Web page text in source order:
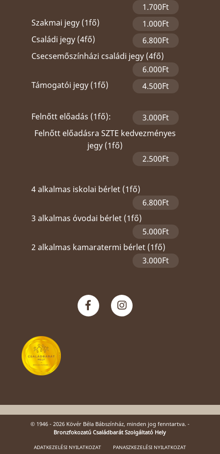
1.700Ft
Szakmai jegy (1fő)
1.000Ft
Családi jegy (4fő)
6.800Ft
Csecsemőszínházi családi jegy (4fő)
6.000Ft
Támogatói jegy (1fő)
4.500Ft
Felnőtt előadás (1fő):
3.000Ft
Felnőtt előadásra SZTE kedvezményes
jegy (1fő)
2.500Ft
4 alkalmas iskolai bérlet (1fő)
6.800Ft
3 alkalmas óvodai bérlet (1fő)
5.000Ft
2 alkalmas kamaratermi bérlet (1fő)
3.000Ft
© 1946 - 2026 Kövér Béla Bábszínház, minden jog fenntartva. -
Bronzfokozatú Családbarát Szolgáltató Hely
ADATKEZELÉSI NYILATKOZAT PANASZKEZELÉSI NYILATKOZAT